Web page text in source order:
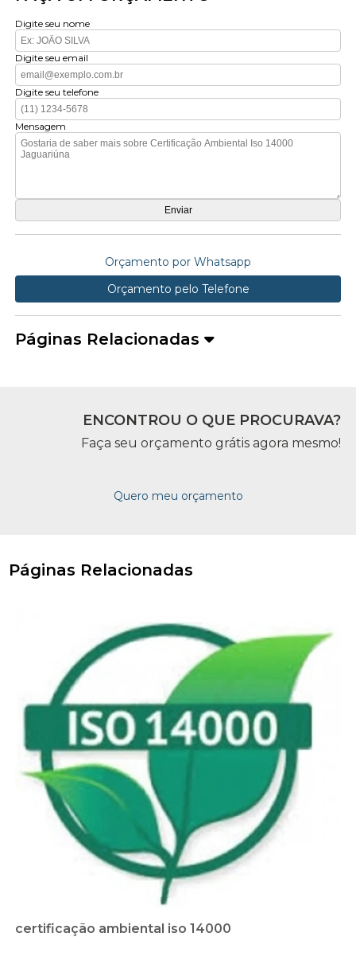
Digite seu nome
Digite seu email
Digite seu telefone
Mensagem
Orçamento por Whatsapp
Orçamento pelo Telefone
Páginas Relacionadas
ENCONTROU O QUE PROCURAVA?
Faça seu orçamento grátis agora mesmo!
Quero meu orçamento
Páginas Relacionadas
certificação ambiental iso 14000